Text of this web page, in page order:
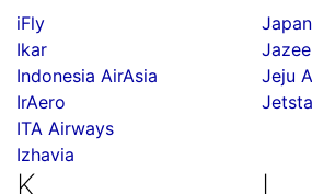
iFly
Ikar
Indonesia AirAsia
IrAero
ITA Airways
Izhavia
Jeju
K L